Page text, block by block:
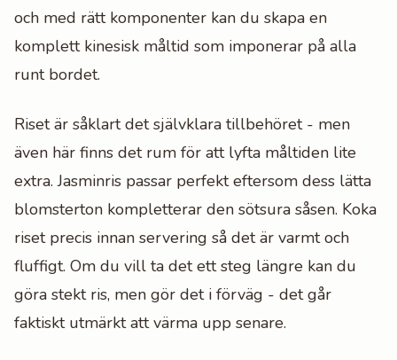
och med rätt komponenter kan du skapa en
komplett kinesisk måltid som imponerar på alla
runt bordet.
Riset är såklart det självklara tillbehöret - men
även här finns det rum för att lyfta måltiden lite
extra. Jasminris passar perfekt eftersom dess lätta
blomsterton kompletterar den sötsura såsen. Koka
riset precis innan servering så det är varmt och
fluffigt. Om du vill ta det ett steg längre kan du
göra stekt ris, men gör det i förväg - det går
faktiskt utmärkt att värma upp senare.